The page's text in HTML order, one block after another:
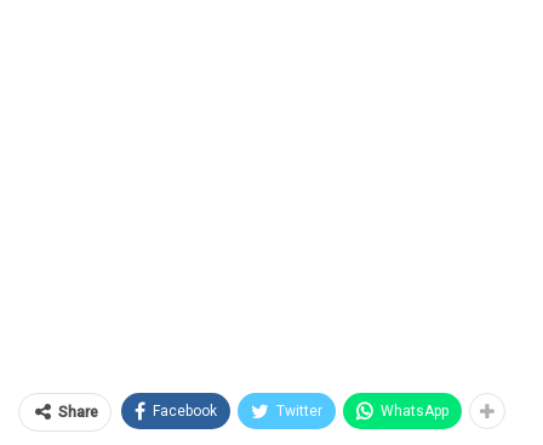
Share Facebook Twitter WhatsApp